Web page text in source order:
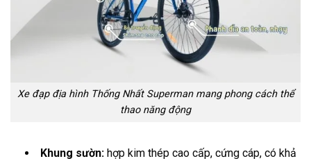
Xe đạp địa hình Thống Nhất Superman mang phong cách thể
thao năng động
Khung sườn:hợp kim thép cao cấp, cứng cáp, có khả